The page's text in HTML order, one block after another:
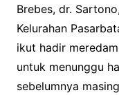
Brebes, dr.
Kelurahan
ikut hadir
untuk menunggu
sebelumnya